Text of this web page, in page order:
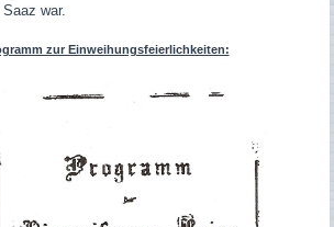
war.
zur Einweihungsfeierlichkeiten: